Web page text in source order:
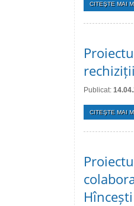
CITEŞTE MAI
rechiziții
Publicat:
CITEŞTE MAI